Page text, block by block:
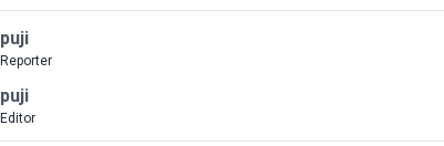
puji
Reporter
puji
Editor